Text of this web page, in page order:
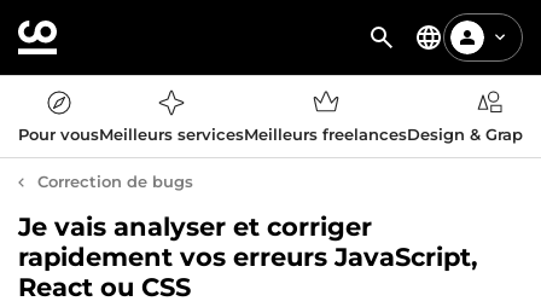
Pour vousMeilleurs servicesMeilleurs freelancesDesign &
Correction de bugs
Je vais analyser et corriger
rapidement vos erreurs JavaScript,
React ou CSS